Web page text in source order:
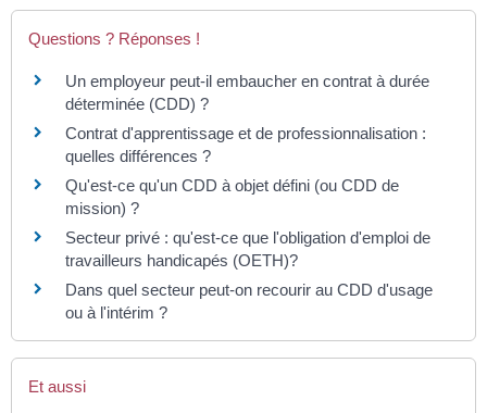
Questions ? Réponses !
Un employeur peut-il embaucher en contrat à durée
déterminée (CDD) ?
Contrat d'apprentissage et de professionnalisation :
quelles différences ?
Qu'est-ce qu'un CDD à objet défini (ou CDD de
mission) ?
Secteur privé : qu'est-ce que l'obligation d'emploi de
travailleurs handicapés (OETH)?
Dans quel secteur peut-on recourir au CDD d'usage
ou à l'intérim ?
Et aussi